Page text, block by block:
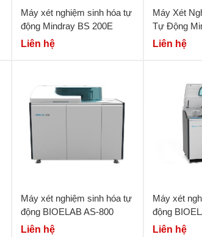
Máy xét nghiệm sinh hóa tự
động Mindray BS 200E
Liên hệ
Máy Xét
Tự Động
Liên hệ
Máy xét nghiệm sinh hóa tự
động BIOELAB AS-800
Liên hệ
Máy xét
động
Liên hệ